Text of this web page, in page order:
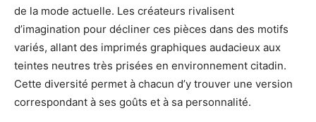
de la mode actuelle. Les créateurs rivalisent
d’imagination pour décliner ces pièces dans des motifs
variés, allant des imprimés graphiques audacieux aux
teintes neutres très prisées en environnement citadin.
Cette diversité permet à chacun d’y trouver une version
correspondant à ses goûts et à sa personnalité.